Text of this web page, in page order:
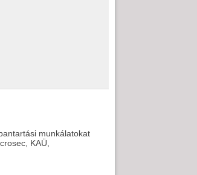
munkálatokat
KAÜ,